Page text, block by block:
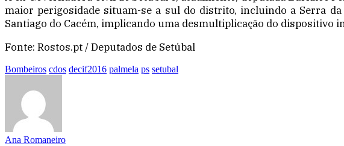
maior perigosidade situam-se a sul do distrito, incluindo a Serra
Santiago do Cacém, implicando uma desmultiplicação do dispositivo
Fonte: Rostos.pt / Deputados de Setúbal
Bombeiros cdos decif2016 palmela ps setubal
Ana Romaneiro